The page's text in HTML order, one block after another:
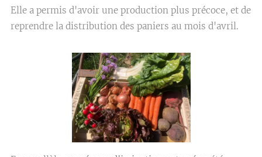
Elle a permis d'avoir une production plus précoce, et de
reprendre la distribution des paniers au mois d'avril.